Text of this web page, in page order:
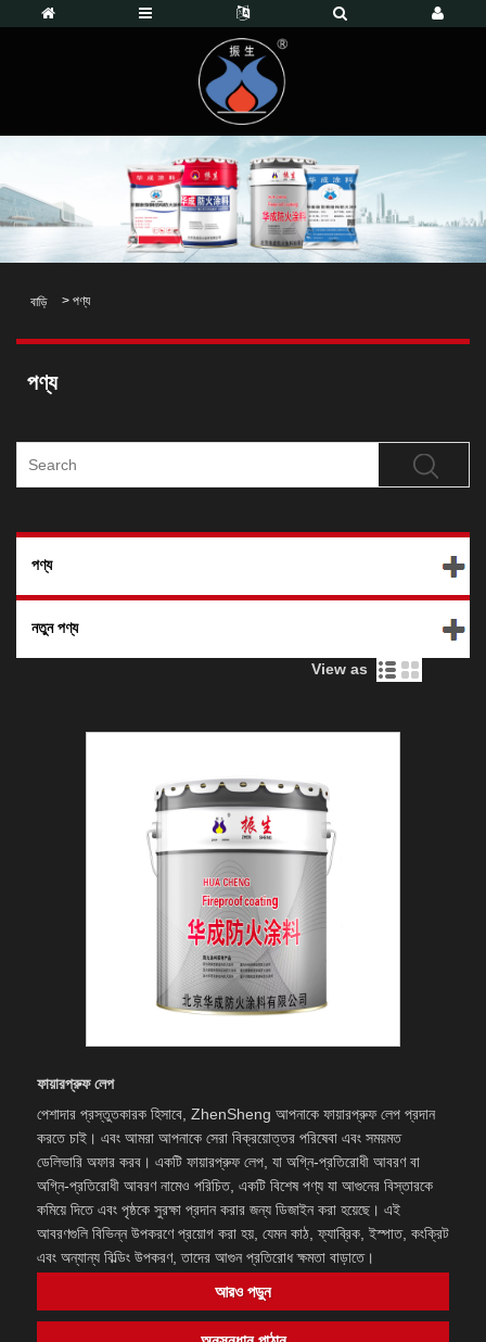
বাড়ি > পণ্য
পণ্য
পণ্য
নতুন পণ্য
View as
ফায়ারপ্রুফ লেপ
পেশাদার প্রস্তুতকারক হিসাবে, ZhenSheng আপনাকে ফায়ারপ্রুফ লেপ প্রদান
করতে চাই। এবং আমরা আপনাকে সেরা বিক্রয়োত্তর পরিষেবা এবং সময়মত
ডেলিভারি অফার করব। একটি ফায়ারপ্রুফ লেপ, যা অগ্নি-প্রতিরোধী আবরণ বা
অগ্নি-প্রতিরোধী আবরণ নামেও পরিচিত, একটি বিশেষ পণ্য যা আগুনের বিস্তারকে
কমিয়ে দিতে এবং পৃষ্ঠকে সুরক্ষা প্রদান করার জন্য ডিজাইন করা হয়েছে। এই
আবরণগুলি বিভিন্ন উপকরণে প্রয়োগ করা হয়, যেমন কাঠ, ফ্যাব্রিক, ইস্পাত, কংক্রিট
এবং অন্যান্য বিল্ডিং উপকরণ, তাদের আগুন প্রতিরোধ ক্ষমতা বাড়াতে।
আরও পড়ুন